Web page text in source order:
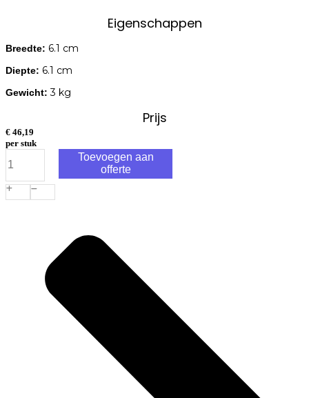
Eigenschappen
Breedte: 6.1 cm
Diepte: 6.1 cm
Gewicht: 3 kg
Prijs
€ 46,19
per stuk
Hexaline
Schrobput
met
Gietijzeren
Toevoegen aan
offerte